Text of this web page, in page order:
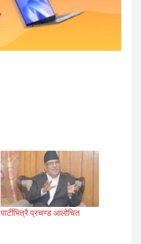
पार्टीभित्रै प्रचण्ड आलोचित